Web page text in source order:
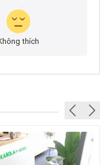
thích